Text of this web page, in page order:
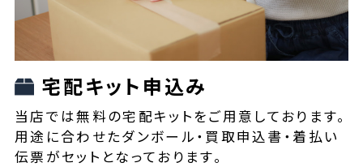
宅配キット申込み
当店では無料の宅配キットをご用意しております。
用途に合わせたダンボール・買取申込書・着払い
伝票がセットとなっております。